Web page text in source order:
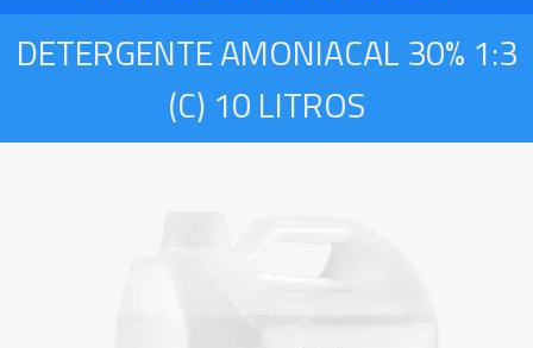
DETERGENTE AMONIACAL 30% 1:3
(C) 10 LITROS